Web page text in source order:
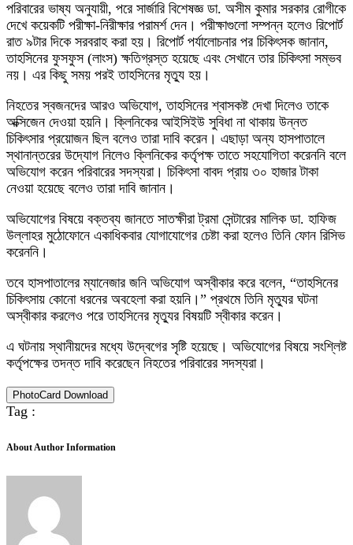
পরিবারের ভাষ্য অনুযায়ী, পরে সার্জারি বিশেষজ্ঞ ডা. অসীম কুমার সরকার রোগীকে
দেখে কয়েকটি পরীক্ষা-নিরীক্ষার পরামর্শ দেন। পরীক্ষাগুলো সম্পন্ন হলেও রিপোর্ট
রাত ৯টার দিকে সরবরাহ করা হয়। রিপোর্ট পর্যালোচনার পর চিকিৎসক জানান,
তাহসিনের ফুসফুস (লাংস) ক্ষতিগ্রস্ত হয়েছে এবং সেখানে তার চিকিৎসা সম্ভব
নয়। এর কিছু সময় পরই তাহসিনের মৃত্যু হয়।
নিহতের স্বজনদের আরও অভিযোগ, তাহসিনের শ্বাসকষ্ট দেখা দিলেও তাকে
অক্সিজেন দেওয়া হয়নি। ক্লিনিকের আইসিইউ সুবিধা না থাকায় উন্নত
চিকিৎসার প্রয়োজন ছিল বলেও তারা দাবি করেন। এছাড়া অন্য হাসপাতালে
স্থানান্তরের উদ্যোগ নিলেও ক্লিনিকের কর্তৃপক্ষ তাতে সহযোগিতা করেননি বলে
অভিযোগ করেন পরিবারের সদস্যরা। চিকিৎসা বাবদ প্রায় ৩০ হাজার টাকা
নেওয়া হয়েছে বলেও তারা দাবি জানান।
অভিযোগের বিষয়ে বক্তব্য জানতে সাতক্ষীরা ট্রমা সেন্টারের মালিক ডা. হাফিজ
উল্লাহর মুঠোফোনে একাধিকবার যোগাযোগের চেষ্টা করা হলেও তিনি ফোন রিসিভ
করেননি।
তবে হাসপাতালের ম্যানেজার জনি অভিযোগ অস্বীকার করে বলেন, “তাহসিনের
চিকিৎসায় কোনো ধরনের অবহেলা করা হয়নি।” প্রথমে তিনি মৃত্যুর ঘটনা
অস্বীকার করলেও পরে তাহসিনের মৃত্যুর বিষয়টি স্বীকার করেন।
এ ঘটনায় স্থানীয়দের মধ্যে উদ্বেগের সৃষ্টি হয়েছে। অভিযোগের বিষয়ে সংশ্লিষ্ট
কর্তৃপক্ষের তদন্ত দাবি করেছেন নিহতের পরিবারের সদস্যরা।
PhotoCard Download
Tag :
About Author Information